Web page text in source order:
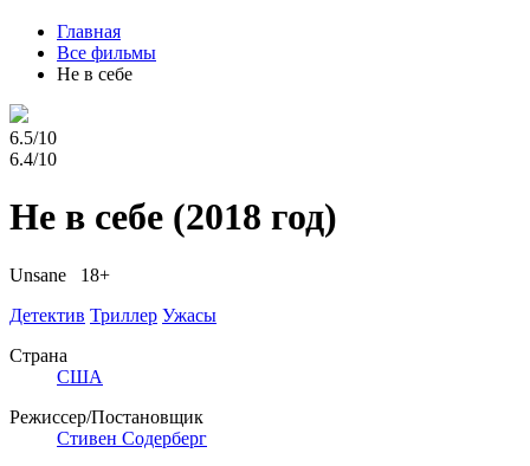
Главная
Все фильмы
Не в себе
6.5/10
6.4/10
Не в себе (2018 год)
Unsane 18+
Детектив Триллер Ужасы
Страна
США
Режиссер/Постановщик
Стивен Содерберг